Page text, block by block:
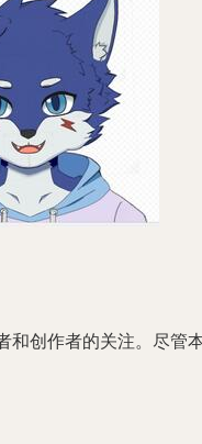
创作者的关注。尽管